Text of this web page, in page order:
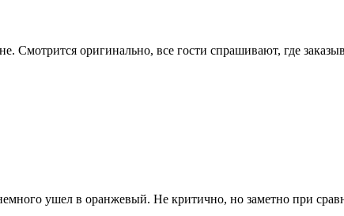
Смотрится оригинально, все гости спрашивают, где
ушел в оранжевый. Не критично, но заметно при